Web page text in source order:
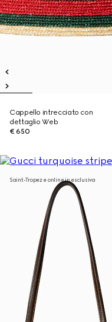
Cappello intrecciato con
dettaglio Web
€ 650
Saint-Tropez e online in esclusiva